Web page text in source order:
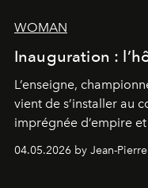
WOMAN
Inauguration :
L’enseigne,
vient de s’installer au
imprégnée d’empire
extrêmes fait merveille.
04.05.2026 by Jean-Pierre